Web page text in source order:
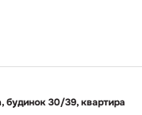
будинок 30/39, квартира